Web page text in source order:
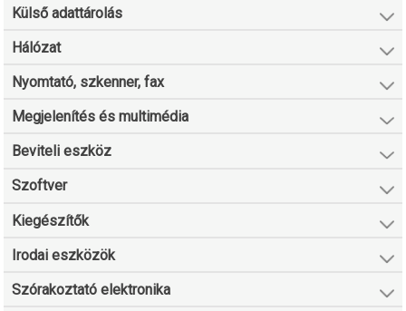
Külső adattárolás
Hálózat
Nyomtató, szkenner, fax
Megjelenítés és multimédia
Beviteli eszköz
Szoftver
Kiegészítők
Irodai eszközök
Szórakoztató elektronika